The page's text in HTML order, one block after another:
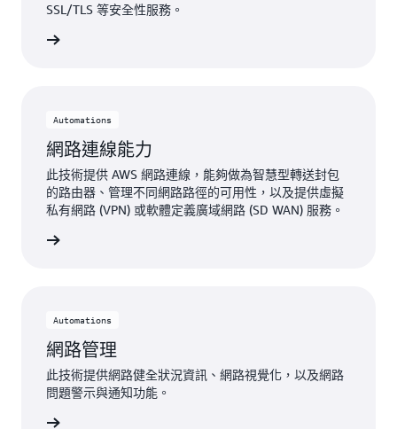
SSL/TLS 等安全性服務。
Automations
網路連線能力
此技術提供 AWS 網路連線，能夠做為智慧型轉送封包
的路由器、管理不同網路路徑的可用性，以及提供虛擬
私有網路 (VPN) 或軟體定義廣域網路 (SD WAN) 服務。
Automations
網路管理
此技術提供網路健全狀況資訊、網路視覺化，以及網路
問題警示與通知功能。